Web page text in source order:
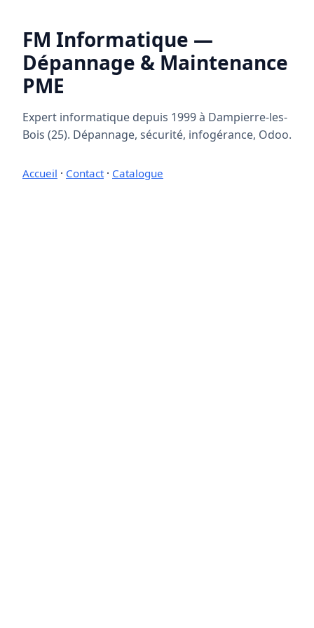
FM Informatique —
Dépannage & Maintenance
PME
Expert informatique depuis 1999 à Dampierre-les-
Bois (25). Dépannage, sécurité, infogérance, Odoo.
Accueil · Contact· Catalogue